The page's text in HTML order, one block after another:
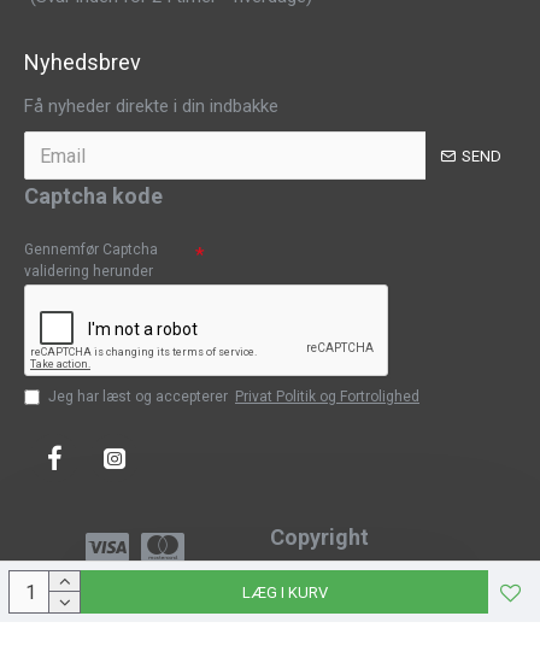
LÆG I KURV
Nyhedsbrev
Få nyheder direkte i din indbakke
SEND
Captcha kode
Gennemfør Captcha
validering herunder
Jeg har læst og accepterer Privat Politik og Fortrolighed
Copyright
Copyright © 2023, CPH-Classic
J-Web